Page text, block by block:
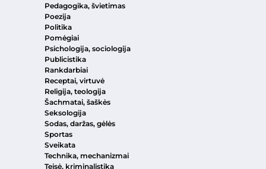
Pedagogika, švietimas
Poezija
Politika
Pomėgiai
Psichologija, sociologija
Publicistika
Rankdarbiai
Receptai, virtuvė
Religija, teologija
Šachmatai, šaškės
Seksologija
Sodas, daržas, gėlės
Sportas
Sveikata
Technika, mechanizmai
Teisė, kriminalistika